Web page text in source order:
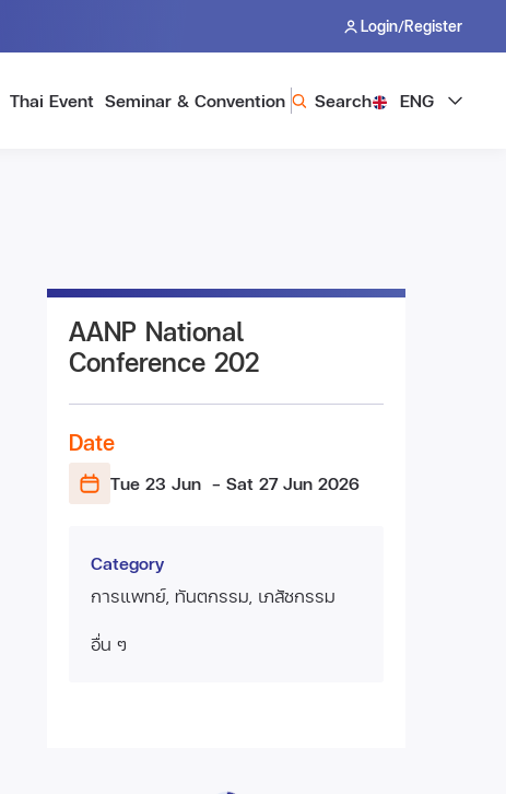
Login/Register
Thai Event Seminar & Convention Search ENG
AANP National
Conference 202
Date
Tue 23 Jun - Sat 27 Jun 2026
Category
การแพทย์, ทันตกรรม, เภสัชกรรม
อื่น ๆ